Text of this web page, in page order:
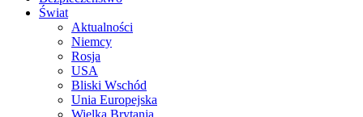
Świat
Aktualności
Niemcy
Rosja
USA
Bliski Wschód
Unia Europejska
Wielka Brytania